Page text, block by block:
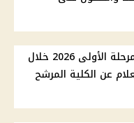
إعلان نتيجة تنسيق المرحلة الأولى 2026 خلال
عن الكلية المرشح